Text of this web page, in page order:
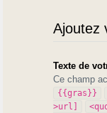
Ajoutez
Texte de
Ce champ
{{gras}}
>url]